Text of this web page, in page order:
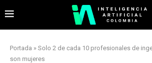
Portada » Solo 2 de cada 10 profesionales de
son mujeres